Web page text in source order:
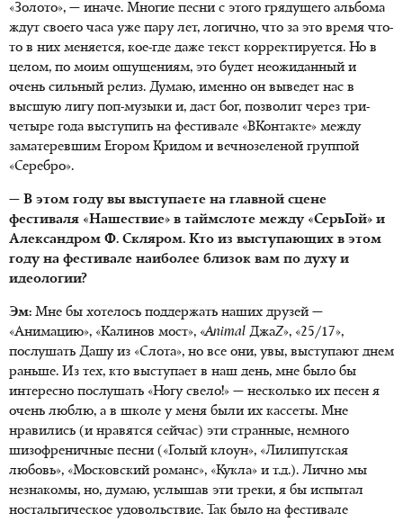
«Золото», — иначе. Многие песни с этого грядущего альбома
ждут своего часа уже пару лет, логично, что за это время что-
то в них меняется, кое-где даже текст корректируется. Но в
целом, по моим ощущениям, это будет неожиданный и
очень сильный релиз. Думаю, именно он выведет нас в
высшую лигу поп-музыки и, даст бог, позволит через три-
четыре года выступить на фестивале «ВКонтакте» между
заматеревшим Егором Кридом и вечнозеленой группой
«Серебро».
— В этом году вы выступаете на главной сцене
фестиваля «Нашествие» в таймслоте между «СерьГой» и
Александром Ф. Скляром. Кто из выступающих в этом
году на фестивале наиболее близок вам по духу и
идеологии?
Эм: Мне бы хотелось поддержать наших друзей —
«Анимацию», «Калинов мост», «Animal ДжаZ», «25/17»,
послушать Дашу из «Слота», но все они, увы, выступают днем
раньше. Из тех, кто выступает в наш день, мне было бы
интересно послушать «Ногу свело!» — несколько их песен я
очень люблю, а в школе у меня были их кассеты. Мне
нравились (и нравятся сейчас) эти странные, немного
шизофреничные песни («Голый клоун», «Лилипутская
любовь», «Московский романс», «Кукла» и т.д.). Лично мы
незнакомы, но, думаю, услышав эти треки, я бы испытал
ностальгическое удовольствие. Так было на фестивале